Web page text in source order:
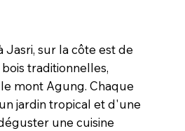
sur la côte est de
traditionnelles,
mont Agung. Chaque
jardin tropical et d'une
une cuisine